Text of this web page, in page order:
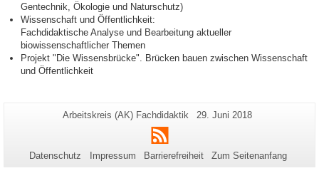
Gentechnik, Ökologie und Naturschutz)
Wissenschaft und Öffentlichkeit:
Fachdidaktische Analyse und Bearbeitung aktueller
biowissenschaftlicher Themen
Projekt "Die Wissensbrücke". Brücken bauen zwischen Wissenschaft
und Öffentlichkeit
Zusätzliche
Informationen
zu
dieser
Seiten-
Arbeitskreis (AK) Fachdidaktik
Letzte
29. Juni 2018
RSS
Datenschutz Impressum Barrierefreiheit Zum Seitenanfang